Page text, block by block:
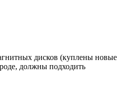
дисков (куплены новые
должны подходить